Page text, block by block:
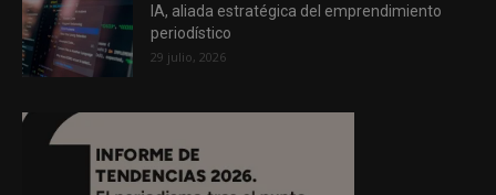
IA, aliada estratégica del emprendimiento
periodístico
29 julio, 2026